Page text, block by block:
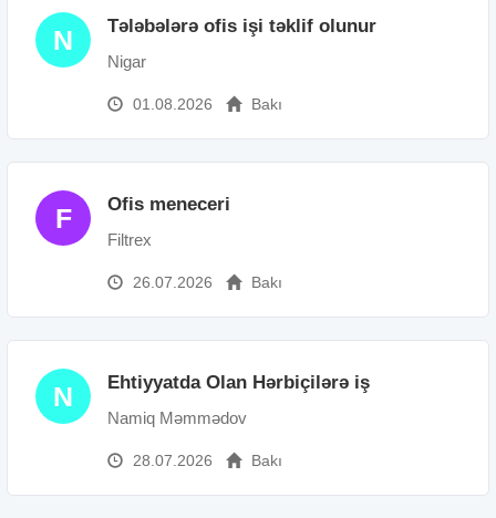
N Tələbələrə ofis işi təklif olunur
Nigar
01.08.2026 Bakı
F Ofis meneceri
Filtrex
26.07.2026 Bakı
N Ehtiyyatda Olan Hərbiçilərə iş
Namiq Məmmədov
28.07.2026 Bakı